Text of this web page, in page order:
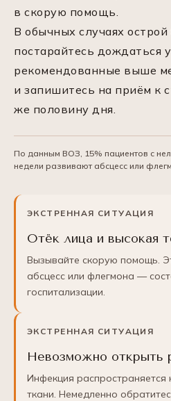
в скорую помощь.
В обычных случаях
постарайтесь дождаться
рекомендованные выше
и запишитесь на приём к
же половину дня.
По данным ВОЗ, 15% пациентов с
недели развивают абсцесс или
ЭКСТРЕННАЯ СИТУАЦИЯ
Отёк лица и высокая
Вызывайте скорую помощь.
абсцесс или флегмона —
госпитализации.
ЭКСТРЕННАЯ СИТУАЦИЯ
Невозможно открыть
Инфекция
ткани. Немедленно